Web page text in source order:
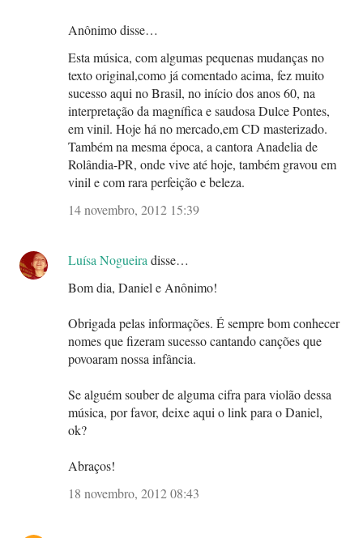
Anônimo disse…
Esta música, com algumas pequenas mudanças no
texto original,como já comentado acima, fez muito
sucesso aqui no Brasil, no início dos anos 60, na
interpretação da magnífica e saudosa Dulce Pontes,
em vinil. Hoje há no mercado,em CD masterizado.
Também na mesma época, a cantora Anadelia de
Rolândia-PR, onde vive até hoje, também gravou em
vinil e com rara perfeição e beleza.
14 novembro, 2012 15:39
Luísa Nogueiradisse…
Bom dia, Daniel e Anônimo!
Obrigada pelas informações. É sempre bom conhecer
nomes que fizeram sucesso cantando canções que
povoaram nossa infância.
Se alguém souber de alguma cifra para violão dessa
música, por favor, deixe aqui o link para o Daniel,
ok?
Abraços!
18 novembro, 2012 08:43